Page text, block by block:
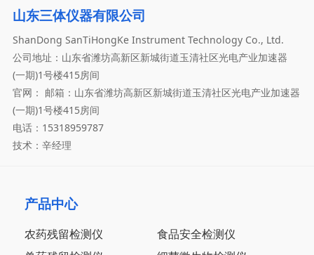
山东三体仪器有限公司
ShanDong SanTiHongKe Instrument Technology Co., Ltd.
公司地址：山东省潍坊高新区新城街道玉清社区光电产业加速器
(一期)1号楼415房间
官网： 邮箱：山东省潍坊高新区新城街道玉清社区光电产业加速器
(一期)1号楼415房间
电话：15318959787
技术：辛经理
产品中心
农药残留检测仪
食品安全检测仪